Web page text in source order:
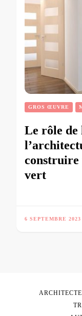
GROS ŒUVRE
Le rôle de
construire
vert
6 SEPTEMBRE 2023
ARCHITECTE